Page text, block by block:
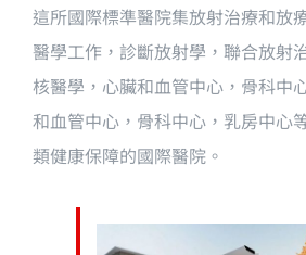
這所國際標準醫院集放射治療和放
醫學工作，診斷放射學，聯合放射
核醫學，心臟和血管中心，骨科中
和血管中心，骨科中心，乳房中心
類健康保障的國際醫院。